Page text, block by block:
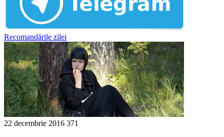
Recomandările zilei
22 decembrie 2016 371